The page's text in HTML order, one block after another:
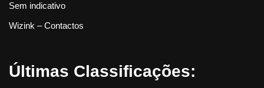
Sem indicativo
Wizink – Contactos
Últimas Classificações: